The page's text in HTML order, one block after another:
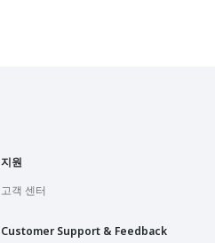
지원
고객 센터
Customer Support & Feedback